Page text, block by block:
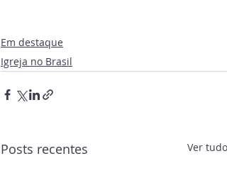
Em destaque
Igreja no Brasil
Posts recentes Ver tudo